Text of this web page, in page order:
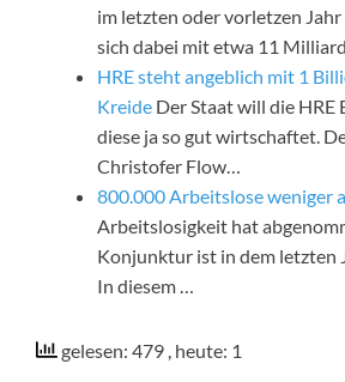
im letzten oder vorletzen
sich dabei mit etwa 11
HRE steht angeblich mit 1
Kreide Der Staat will die HRE
diese ja so gut wirtschaftet.
Christofer Flow…
800.000 Arbeitslose weniger
Arbeitslosigkeit hat
Konjunktur ist in dem letzten
In diesem …
gelesen: 479 , heute: 1